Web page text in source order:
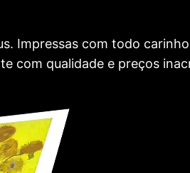
Impressas com todo
com qualidade e preços